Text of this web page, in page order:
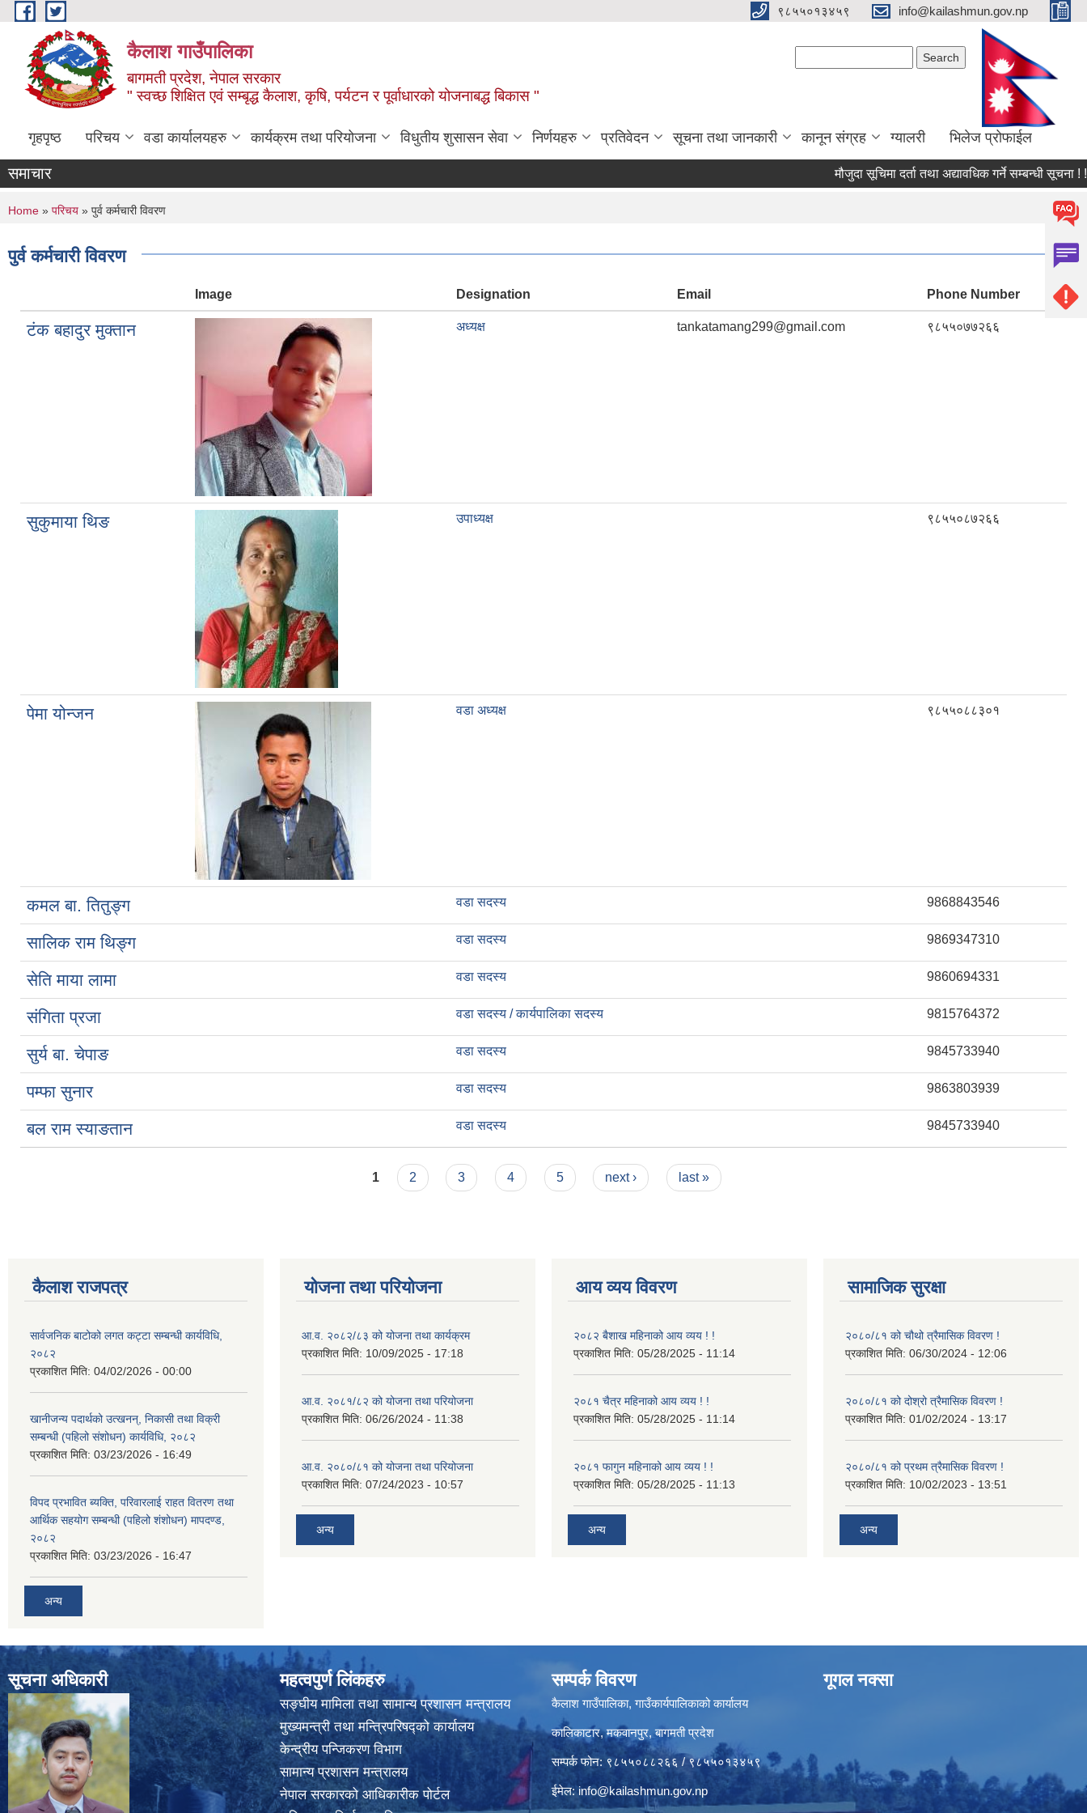
Skip to main content ९८५५०१३४५९ info@kailashmun.gov.np
कैलाश गाउँपालिका
बागमती प्रदेश, नेपाल सरकार
" स्वच्छ शिक्षित एवं सम्बृद्ध कैलाश, कृषि, पर्यटन र पूर्वाधारको योजनाबद्ध बिकास "
गृहपृष्ठ परिचय वडा कार्यालयहरु कार्यक्रम तथा परियोजना विधुतीय शुसासन सेवा निर्णयहरु प्रतिवेदन सूचना तथा जानकारी कानून संग्रह ग्यालरी भिलेज प्रोफाईल
समाचार मौजुदा सूचिमा दर्ता तथा अद्यावधिक गर्ने सम्बन्धी सूचना ! ! !
You are here
Home » परिचय » पुर्व कर्मचारी विवरण
पुर्व कर्मचारी विवरण
Image Designation Email Phone Number
टंक बहादुर मुक्तान अध्यक्ष tankatamang299@gmail.com ९८५५०७७२६६
सुकुमाया थिङ उपाध्यक्ष ९८५५०८७२६६
पेमा योन्जन वडा अध्यक्ष ९८५५०८८३०१
कमल बा. तितुङ्ग वडा सदस्य 9868843546
सालिक राम थिङ्ग वडा सदस्य 9869347310
सेति माया लामा वडा सदस्य 9860694331
संगिता प्रजा वडा सदस्य / कार्यपालिका सदस्य 9815764372
सुर्य बा. चेपाङ वडा सदस्य 9845733940
पम्फा सुनार वडा सदस्य 9863803939
बल राम स्याङतान वडा सदस्य 9845733940
1 2 3 4 5 next › last »
कैलाश राजपत्र
सार्वजनिक बाटोको लगत कट्टा सम्बन्धी कार्यविधि,
२०८२
प्रकाशित मिति: 04/02/2026 - 00:00
खानीजन्य पदार्थको उत्खनन्, निकासी तथा विक्री
सम्बन्धी (पहिलो संशोधन) कार्यविधि, २०८२
प्रकाशित मिति: 03/23/2026 - 16:49
विपद प्रभावित ब्यक्ति, परिवारलाई राहत वितरण तथा
आर्थिक सहयोग सम्बन्धी (पहिलो शंशोधन) मापदण्ड,
२०८२
प्रकाशित मिति: 03/23/2026 - 16:47
अन्य
योजना तथा परियोजना
आ.व. २०८२/८३ को योजना तथा कार्यक्रम
प्रकाशित मिति: 10/09/2025 - 17:18
आ.व. २०८१/८२ को योजना तथा परियोजना
प्रकाशित मिति: 06/26/2024 - 11:38
आ.व. २०८०/८१ को योजना तथा परियोजना
प्रकाशित मिति: 07/24/2023 - 10:57
अन्य
आय व्यय विवरण
२०८२ बैशाख महिनाको आय व्यय ! !
प्रकाशित मिति: 05/28/2025 - 11:14
२०८१ चैत्र महिनाको आय व्यय ! !
प्रकाशित मिति: 05/28/2025 - 11:14
२०८१ फागुन महिनाको आय व्यय ! !
प्रकाशित मिति: 05/28/2025 - 11:13
अन्य
सामाजिक सुरक्षा
२०८०/८१ को चौथो त्रैमासिक विवरण !
प्रकाशित मिति: 06/30/2024 - 12:06
२०८०/८१ को दोश्रो त्रैमासिक विवरण !
प्रकाशित मिति: 01/02/2024 - 13:17
२०८०/८१ को प्रथम त्रैमासिक विवरण !
प्रकाशित मिति: 10/02/2023 - 13:51
अन्य
सूचना अधिकारी महत्वपुर्ण लिंकहरु
सङ्घीय मामिला तथा सामान्य प्रशासन मन्त्रालय
मुख्यमन्त्री तथा मन्त्रिपरिषद्‍को कार्यालय
केन्द्रीय पन्जिकरण विभाग
सामान्य प्रशासन मन्त्रालय
नेपाल सरकारको आधिकारीक पोर्टल
सम्पर्क विवरण
कैलाश गाउँपालिका, गाउँकार्यपालिकाको कार्यालय
कालिकाटार, मकवानपुर, बागमती प्रदेश
सम्पर्क फोन: ९८५५०८८२६६ / ९८५५०१३४५९
ईमेल:info@kailashmun.gov.np
गूगल नक्सा